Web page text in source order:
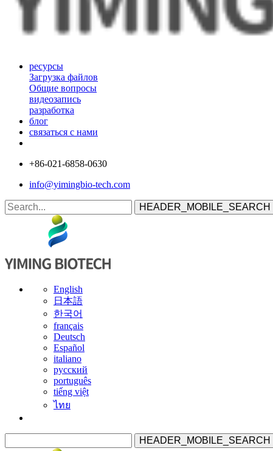
ресурсы
Загрузка файлов
Общие вопросы
видеозапись
разработка
блог
связаться с нами
+86-021-6858-0630
info@yimingbio-tech.com
HEADER_MOBILE_SEARCH
English
日本語
한국어
français
Deutsch
Español
italiano
русский
português
tiếng việt
ไทย
HEADER_MOBILE_SEARCH